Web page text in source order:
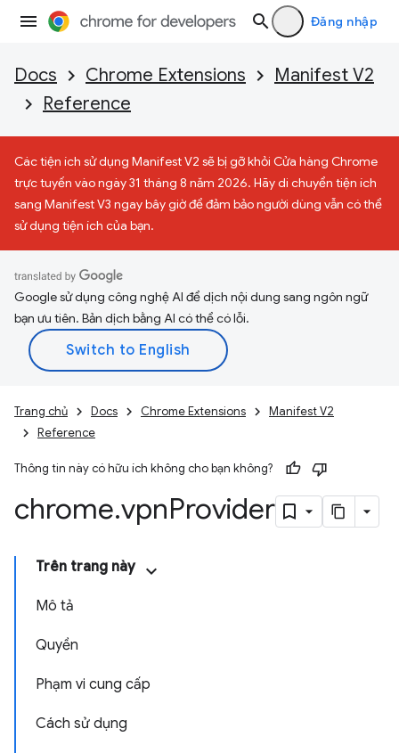
Đăng nhập
Docs Chrome Extensions
Manifest V2
Reference
Các tiện ích sử dụng Manifest V2 sẽ bị gỡ khỏi Cửa hàng Chrome
trực tuyến vào ngày 31 tháng 8 năm 2026. Hãy di chuyển tiện ích
sang Manifest V3 ngay bây giờ để đảm bảo người dùng vẫn có thể
sử dụng tiện ích của bạn.
Google sử dụng công nghệ AI để dịch nội dung sang ngôn ngữ
bạn ưu tiên. Bản dịch bằng AI có thể có lỗi.
Trang chủ Docs Chrome Extensions
Manifest V2
Reference
Thông tin này có hữu ích không cho bạn không?
chrome.vpnProvider
Trên trang này
Mô tả
Quyền
Phạm vi cung cấp
Cách sử dụng